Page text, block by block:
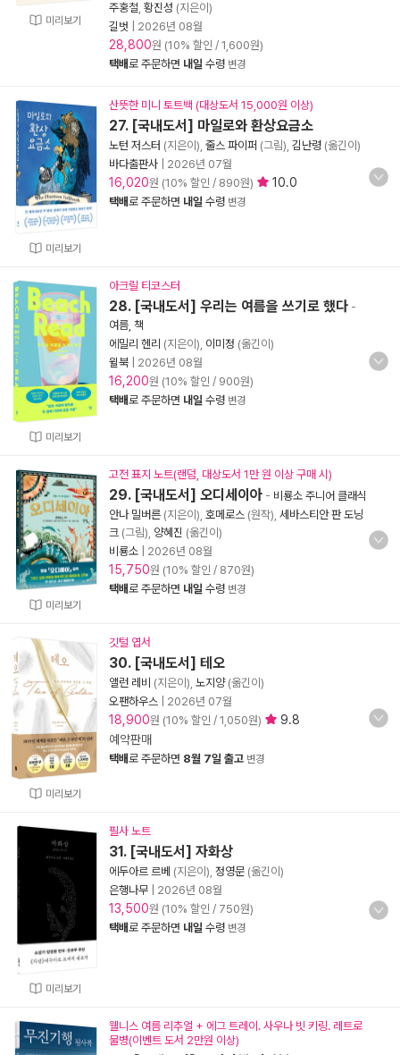
미리보기
주홍철 황진성 (지은이)
길벗
2026년 08월
28,800원 (10% 할인 / 1,600원)
택배로 주문하면 내일 수령 변경
미리보기
산뜻한 미니 토트백 (대상도서 15,000원 이상)
27. [국내도서] 마일로와 환상요금소
노턴 저스터 (지은이), 줄스 파이퍼 (그림), 김난령 (옮긴이)
바다출판사
2026년 07월
16,020원 (10% 할인 / 890원) 10.0
택배로 주문하면 내일 수령 변경
미리보기
아크릴 티코스터
28. [국내도서] 우리는 여름을 쓰기로 했다 -
여름, 책
에밀리 헨리 (지은이), 이미정 (옮긴이)
윌북
2026년 08월
16,200원 (10% 할인 / 900원)
택배로 주문하면 내일 수령 변경
미리보기
고전 표지 노트(랜덤, 대상도서 1만 원 이상 구매 시)
29. [국내도서] 오디세이아 - 비룡소 주니어 클래식
안나 밀버른 (지은이), 호메로스 (원작), 세바스티안 판 도닝
크 (그림), 양혜진 (옮긴이)
비룡소
2026년 08월
15,750원 (10% 할인 / 870원)
택배로 주문하면 내일 수령 변경
미리보기
깃털 엽서
30. [국내도서] 테오
앨런 레비 (지은이), 노지양(옮긴이)
오팬하우스
2026년 07월
18,900원 (10% 할인 / 1,050원)
9.8
예약판매
택배로 주문하면 8월 7일 출고 변경
미리보기
필사 노트
31. [국내도서] 자화상
에두아르 르베 (지은이), 정영문 (옮긴이)
은행나무
2026년 08월
13,500원 (10% 할인 / 750원)
택배로 주문하면 내일 수령 변경
웰니스 여름 리추얼 + 에그 트레이. 사우나 빗 키링. 레트로
물병(이벤트 도서 2만원 이상)